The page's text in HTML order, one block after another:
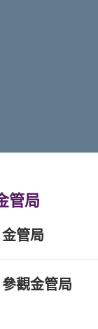
管局
金管局
參觀金管局